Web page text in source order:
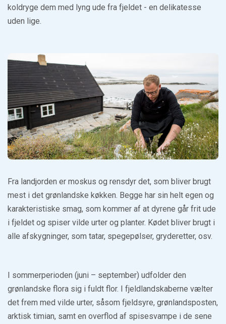
koldryge dem med lyng ude fra fjeldet - en delikatesse
uden lige.
Fra landjorden er moskus og rensdyr det, som bliver brugt
mest i det grønlandske køkken. Begge har sin helt egen og
karakteristiske smag, som kommer af at dyrene går frit ude
i fjeldet og spiser vilde urter og planter. Kødet bliver brugt i
alle afskygninger, som tatar, spegepølser, gryderetter, osv.
I sommerperioden (juni – september) udfolder den
grønlandske flora sig i fuldt flor. I fjeldlandskaberne vælter
det frem med vilde urter, såsom fjeldsyre, grønlandsposten,
arktisk timian, samt en overflod af spisesvampe i de sene